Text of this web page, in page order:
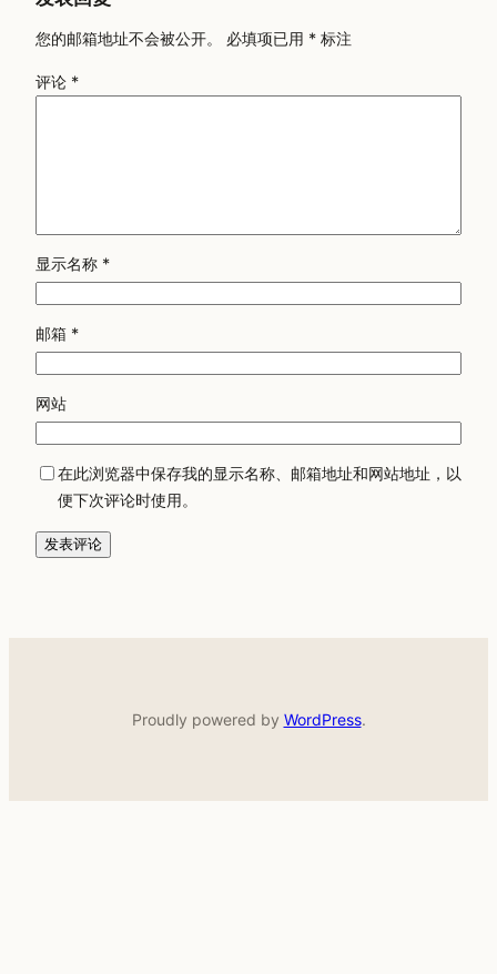
您的邮箱地址不会被公开。 必填项已用 * 标注
评论 *
显示名称 *
邮箱 *
网站
在此浏览器中保存我的显示名称、邮箱地址和网站地址，以
便下次评论时使用。
Proudly powered by WordPress.